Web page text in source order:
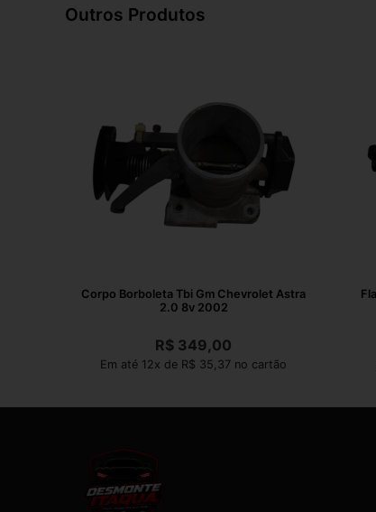
Outros Produtos
Corpo Borboleta Tbi Gm Chevrolet Astra
2.0 8v 2002
R$ 349,00
Em até 12x de R$ 35,37 no cartão